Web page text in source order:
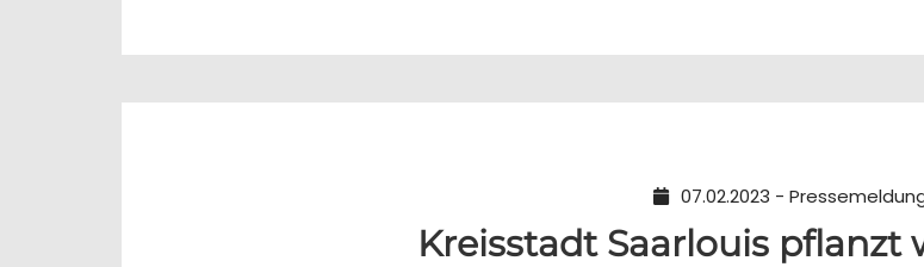
07.02.2023 -
Kreisstadt Saarlouis pflanzt